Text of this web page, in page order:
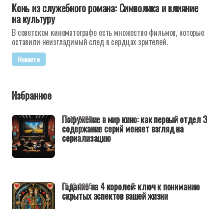
Конь из служебного романа: Символика и влияние
на культуру
В советском кинематографе есть множество фильмов, которые
оставили неизгладимый след в сердцах зрителей.
Новости
Избранное
Погружение в мир кино: как первый отдел 3
содержание серий меняет взгляд на
сериализацию
15-12-2025
Гадание на 4 королей: ключ к пониманию
скрытых аспектов вашей жизни
15-12-2025